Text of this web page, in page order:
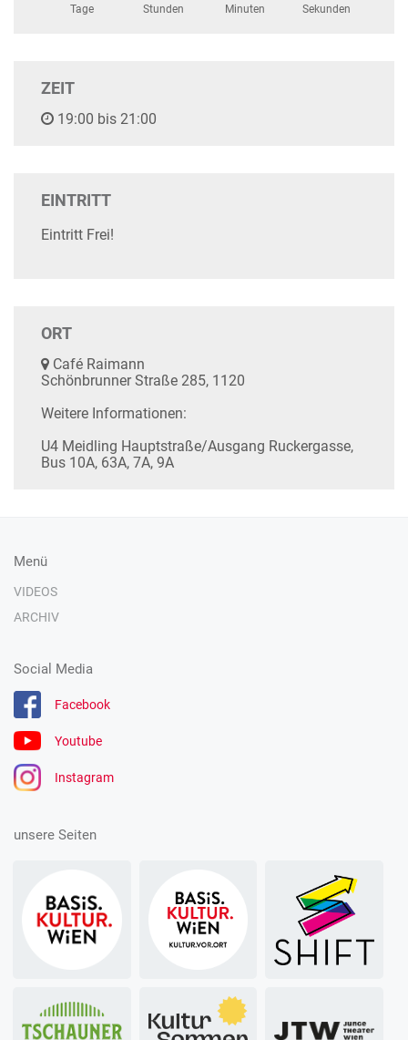
Tage Stunden Minuten Sekunden
ZEIT
19:00 bis 21:00
EINTRITT
Eintritt Frei!
ORT
Café Raimann
Schönbrunner Straße 285, 1120
Weitere Informationen:
U4 Meidling Hauptstraße/Ausgang Ruckergasse,
Bus 10A, 63A, 7A, 9A
Menü
VIDEOS
ARCHIV
Social Media
Facebook
Youtube
Instagram
unsere Seiten